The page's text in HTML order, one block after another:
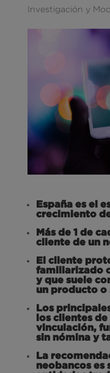
Investigación y
España es el
crecimiento
Más de 1 de
cliente de un
El cliente
familiarizado
y que suele
un producto o
Los
los clientes
vinculación,
sin nómina y
La
neobancos es